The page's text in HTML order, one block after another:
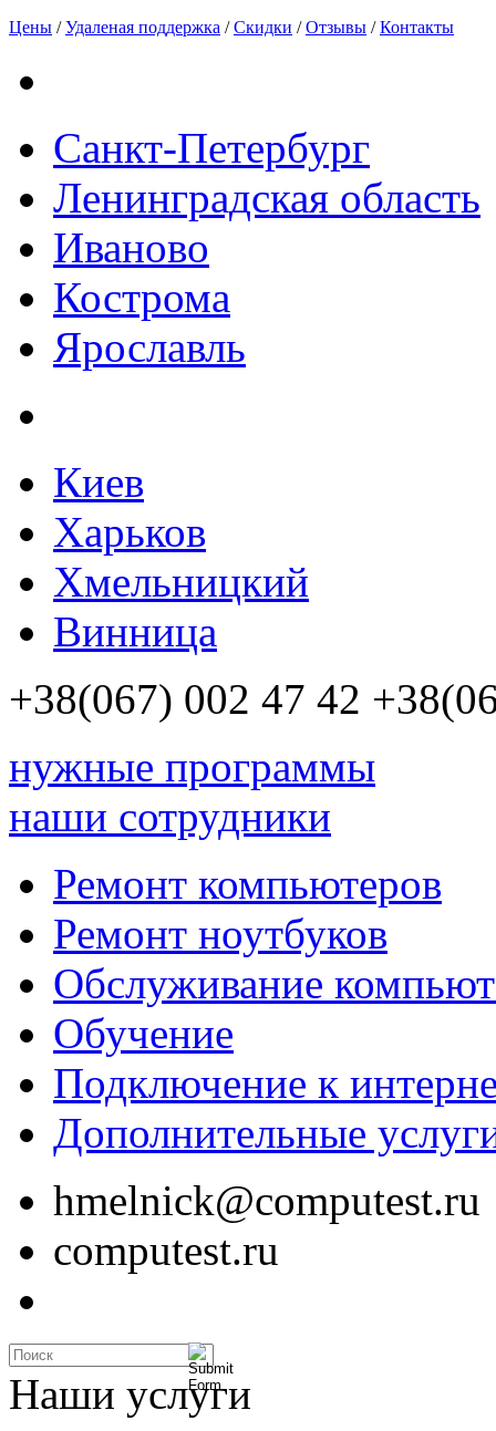
Цены /Удаленая поддержка /Скидки /Отзывы /Контакты
Санкт-Петербург
Ленинградская область
Иваново
Кострома
Ярославль
Киев
Харьков
Хмельницкий
Винница
+38(067) 002 47 42
нужные программы
наши сотрудники
Ремонт компьютеров
Ремонт ноутбуков
Обслуживание
Обучение
Подключение к
Дополнительные
hmelnick@computest.ru
computest.ru
Наши услуги